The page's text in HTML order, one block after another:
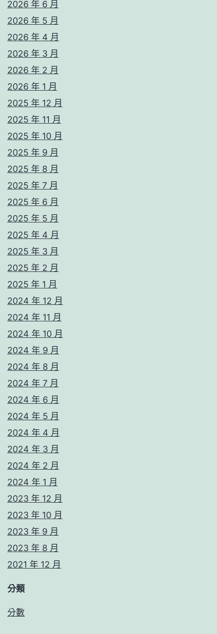
2026 年 6 月
2026 年 5 月
2026 年 4 月
2026 年 3 月
2026 年 2 月
2026 年 1 月
2025 年 12 月
2025 年 11 月
2025 年 10 月
2025 年 9 月
2025 年 8 月
2025 年 7 月
2025 年 6 月
2025 年 5 月
2025 年 4 月
2025 年 3 月
2025 年 2 月
2025 年 1 月
2024 年 12 月
2024 年 11 月
2024 年 10 月
2024 年 9 月
2024 年 8 月
2024 年 7 月
2024 年 6 月
2024 年 5 月
2024 年 4 月
2024 年 3 月
2024 年 2 月
2024 年 1 月
2023 年 12 月
2023 年 10 月
2023 年 9 月
2023 年 8 月
2021 年 12 月
分類
分數